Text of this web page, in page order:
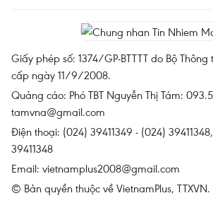
Giấy phép số: 1374/GP-BTTTT do Bộ Thông
cấp ngày 11/9/2008.
Quảng cáo: Phó TBT Nguyễn Thị Tám:
tamvna@gmail.com
Điện thoại: (024) 39411349 - (024)
39411348
Email: vietnamplus2008@gmail.com
© Bản quyền thuộc về VietnamPlus,